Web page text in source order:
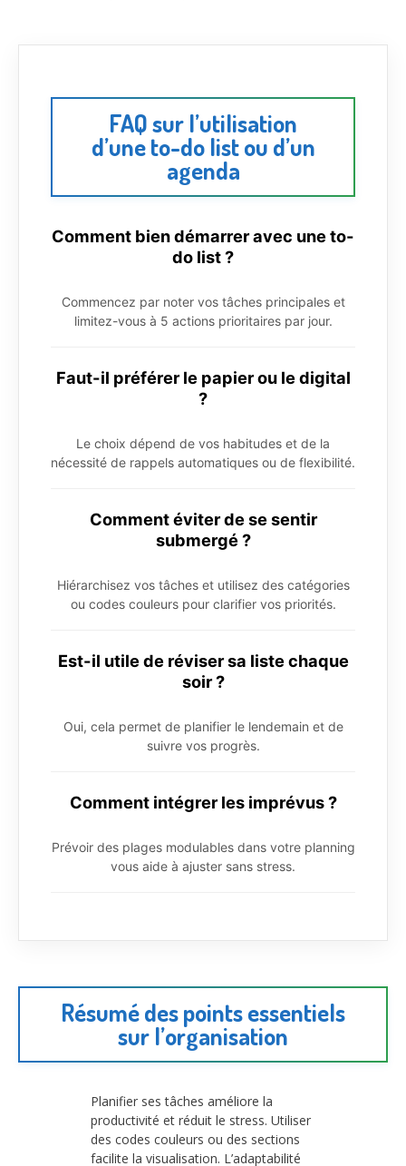
FAQ sur l’utilisation
d’une to-do list ou d’un
agenda
Comment bien démarrer avec une to-
do list ?
Commencez par noter vos tâches principales et
limitez-vous à 5 actions prioritaires par jour.
Faut-il préférer le papier ou le digital
?
Le choix dépend de vos habitudes et de la
nécessité de rappels automatiques ou de flexibilité.
Comment éviter de se sentir
submergé ?
Hiérarchisez vos tâches et utilisez des catégories
ou codes couleurs pour clarifier vos priorités.
Est-il utile de réviser sa liste chaque
soir ?
Oui, cela permet de planifier le lendemain et de
suivre vos progrès.
Comment intégrer les imprévus ?
Prévoir des plages modulables dans votre planning
vous aide à ajuster sans stress.
Résumé des points essentiels
sur l’organisation
Planifier ses tâches améliore la
productivité et réduit le stress. Utiliser
des codes couleurs ou des sections
facilite la visualisation. L’adaptabilité